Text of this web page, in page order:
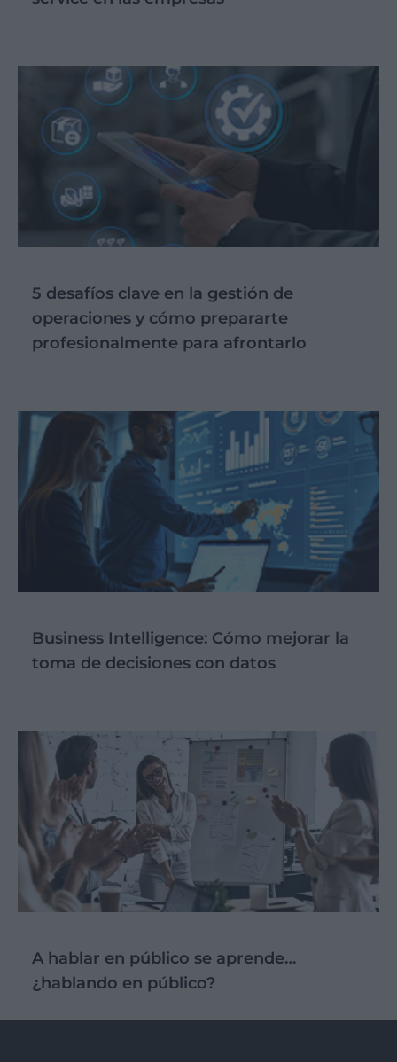
5 desafíos clave en la gestión de
operaciones y cómo prepararte
profesionalmente para afrontarlo
Business Intelligence: Cómo mejorar la
toma de decisiones con datos
A hablar en público se aprende…
¿hablando en público?